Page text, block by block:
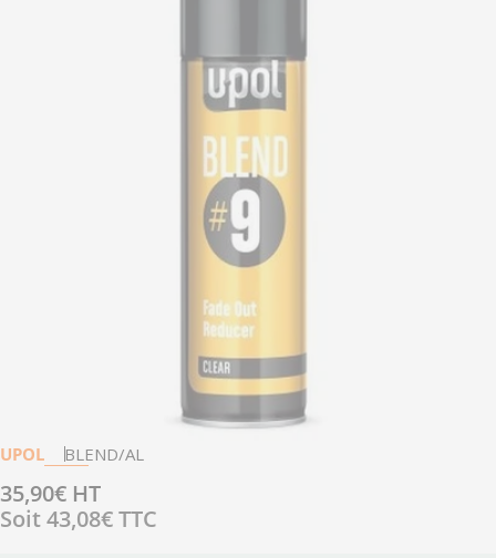
le média 0 en mode modal
UPOL BLEND/AL
Prix
35,90€ HT
Soit43,08€TTC